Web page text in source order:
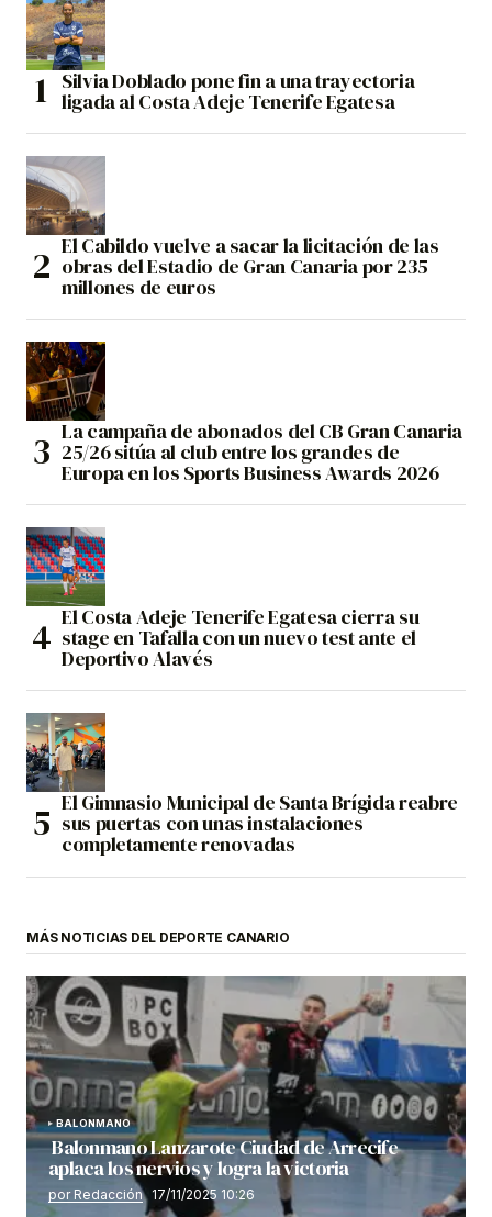
Silvia Doblado pone fin a una trayectoria
ligada al Costa Adeje Tenerife Egatesa
El Cabildo vuelve a sacar la licitación de las
obras del Estadio de Gran Canaria por 235
millones de euros
La campaña de abonados del CB Gran Canaria
25/26 sitúa al club entre los grandes de
Europa en los Sports Business Awards 2026
El Costa Adeje Tenerife Egatesa cierra su
stage en Tafalla con un nuevo test ante el
Deportivo Alavés
El Gimnasio Municipal de Santa Brígida reabre
sus puertas con unas instalaciones
completamente renovadas
MÁS NOTICIAS DEL DEPORTE CANARIO
BALONMANO
Balonmano Lanzarote Ciudad de Arrecife
aplaca los nervios y logra la victoria
por Redacción 17/11/2025 10:26